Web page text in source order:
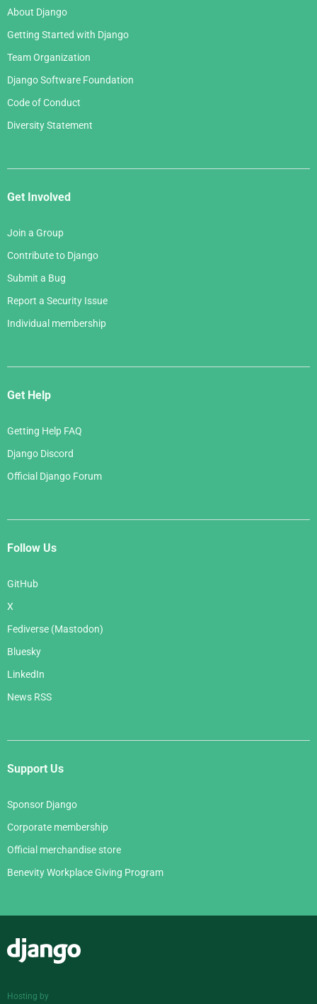
About Django
Getting Started with Django
Team Organization
Django Software Foundation
Code of Conduct
Diversity Statement
Get Involved
Join a Group
Contribute to Django
Submit a Bug
Report a Security Issue
Individual membership
Get Help
Getting Help FAQ
Django Discord
Official Django Forum
Follow Us
GitHub
X
Fediverse (Mastodon)
Bluesky
LinkedIn
News RSS
Support Us
Sponsor Django
Corporate membership
Official merchandise store
Benevity Workplace Giving Program
Hosting by